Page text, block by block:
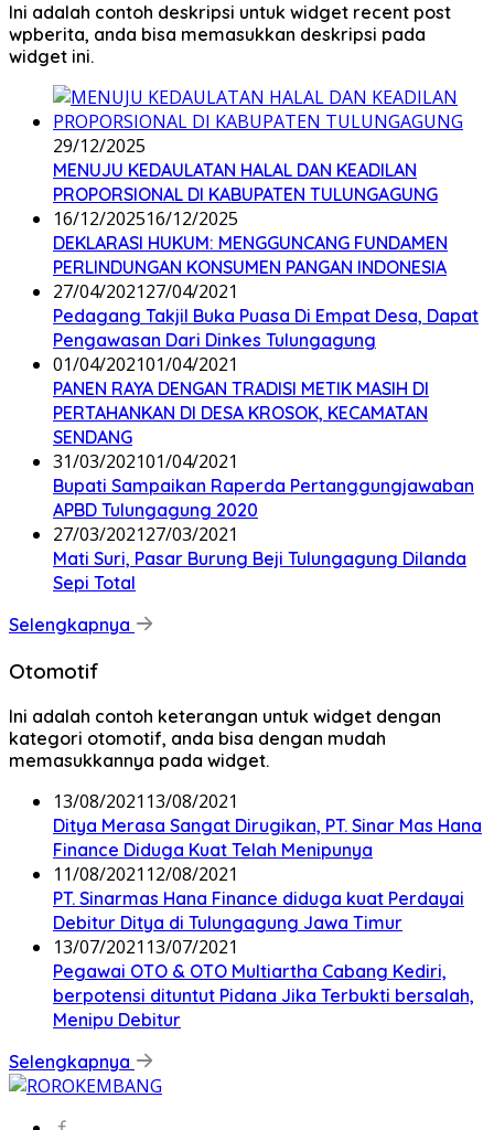
Ini adalah contoh deskripsi untuk widget recent post
wpberita, anda bisa memasukkan deskripsi pada
widget ini.
29/12/2025
MENUJU KEDAULATAN HALAL DAN KEADILAN
PROPORSIONAL DI KABUPATEN TULUNGAGUNG
16/12/202516/12/2025
DEKLARASI HUKUM: MENGGUNCANG FUNDAMEN
PERLINDUNGAN KONSUMEN PANGAN INDONESIA
27/04/202127/04/2021
Pedagang Takjil Buka Puasa Di Empat Desa, Dapat
Pengawasan Dari Dinkes Tulungagung
01/04/202101/04/2021
PANEN RAYA DENGAN TRADISI METIK MASIH DI
PERTAHANKAN DI DESA KROSOK, KECAMATAN
SENDANG
31/03/202101/04/2021
Bupati Sampaikan Raperda Pertanggungjawaban
APBD Tulungagung 2020
27/03/202127/03/2021
Mati Suri, Pasar Burung Beji Tulungagung Dilanda
Sepi Total
Selengkapnya
Otomotif
Ini adalah contoh keterangan untuk widget dengan
kategori otomotif, anda bisa dengan mudah
memasukkannya pada widget.
13/08/2021 13/08/2021
Ditya Merasa Sangat Dirugikan, PT. Sinar Mas Hana
Finance Diduga Kuat Telah Menipunya
11/08/2021 12/08/2021
PT. Sinarmas Hana Finance diduga kuat Perdayai
Debitur Ditya di Tulungagung Jawa Timur
13/07/2021 13/07/2021
Pegawai OTO & OTO Multiartha Cabang Kediri,
berpotensi dituntut Pidana Jika Terbukti bersalah,
Menipu Debitur
Selengkapnya